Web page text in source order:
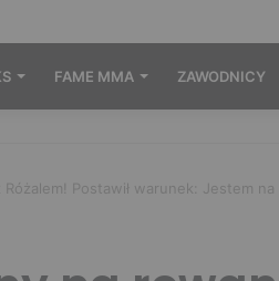
FAME MMA ZAWODNICY
Postawił warunek: Jestem na